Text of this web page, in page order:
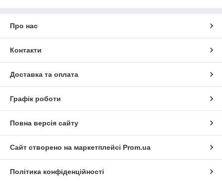
Про нас
Контакти
Доставка та оплата
Графік роботи
Повна версія сайту
Сайт створено на маркетплейсі Prom.ua
Політика конфіденційності